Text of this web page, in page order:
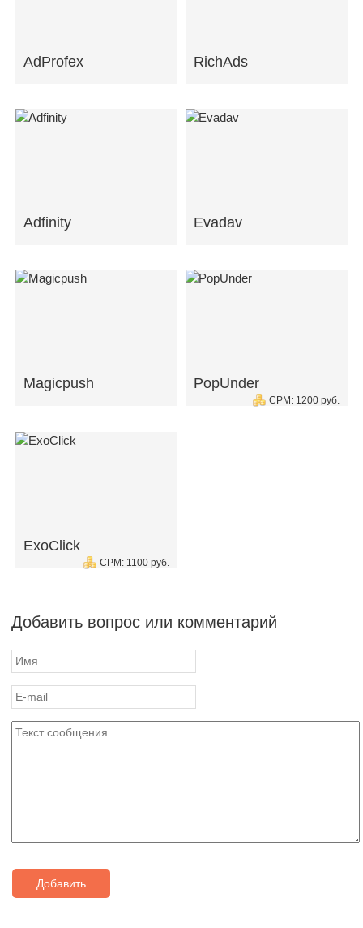
AdProfex RichAds
Adfinity Evadav
Magicpush PopUnder
CPM: 1200 руб.
ExoClick
CPM: 1100 руб.
Добавить вопрос или комментарий
Добавить